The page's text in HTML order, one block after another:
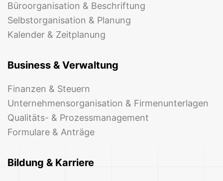
Büroorganisation & Beschriftung
Selbstorganisation & Planung
Kalender & Zeitplanung
Business & Verwaltung
Finanzen & Steuern
Unternehmensorganisation & Firmenunterlagen
Qualitäts- & Prozessmanagement
Formulare & Anträge
Bildung & Karriere